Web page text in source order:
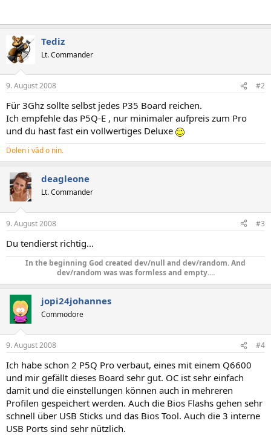
Tediz
Lt. Commander
9. August 2008 #2
Für 3Ghz sollte selbst jedes P35 Board reichen.
Ich empfehle das P5Q-E , nur minimaler aufpreis zum Pro
und du hast fast ein vollwertiges Deluxe
Dolen i vâd o nin.
deagleone
Lt. Commander
9. August 2008 #3
Du tendierst richtig...
In the beginning God created dev/null and dev/random. And
dev/random was was formless and empty....​
jopi24johannes
Commodore
9. August 2008 #4
Ich habe schon 2 P5Q Pro verbaut, eines mit einem Q6600
und mir gefällt dieses Board sehr gut. OC ist sehr einfach
damit und die einstellungen können auch in mehreren
Profilen gespeichert werden. Auch die Bios Flashs gehen sehr
schnell über USB Sticks und das Bios Tool. Auch die 3 interne
USB Ports sind sehr nützlich.